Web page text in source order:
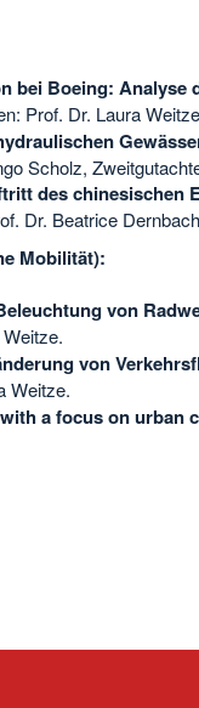
bei Boeing: Analyse
Prof. Dr. Laura
Scholz,
des chinesischen
Dr. Beatrice
Mobilität):
von
von
Weitze.
a focus on urban